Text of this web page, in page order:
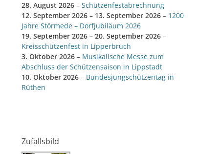
28. August 2026 – Schützenfestabrechnung
12. September 2026 – 13. September 2026 – 1200
Jahre Störmede – Dorfjubiläum 2026
19. September 2026 – 20. September 2026 –
Kreisschützenfest in Lipperbruch
3. Oktober 2026 – Musikalische Messe zum
Abschluss der Schützensaison in Lippstadt
10. Oktober 2026 – Bundesjungschützentag in
Rüthen
Zufallsbild